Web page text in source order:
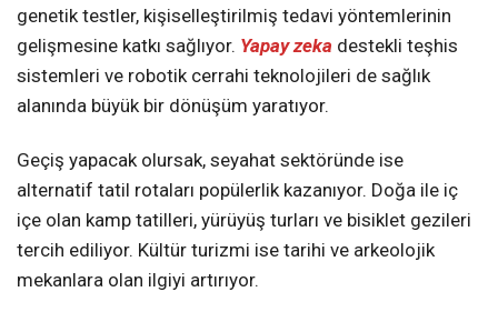
genetik testler, kişiselleştirilmiş tedavi yöntemlerinin
gelişmesine katkı sağlıyor. Yapay zeka destekli teşhis
sistemleri ve robotik cerrahi teknolojileri de sağlık
alanında büyük bir dönüşüm yaratıyor.
Geçiş yapacak olursak, seyahat sektöründe ise
alternatif tatil rotaları popülerlik kazanıyor. Doğa ile iç
içe olan kamp tatilleri, yürüyüş turları ve bisiklet gezileri
tercih ediliyor. Kültür turizmi ise tarihi ve arkeolojik
mekanlara olan ilgiyi artırıyor.